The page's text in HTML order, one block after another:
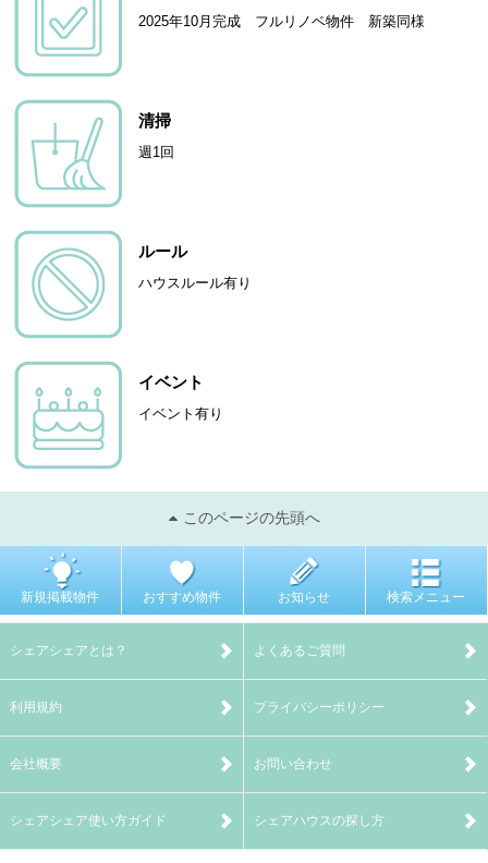
2025年10月完成 フルリノベ物件 新築同様
清掃
週1回
ルール
ハウスルール有り
イベント
イベント有り
このページの先頭へ
新規掲載物件 おすすめ物件 お知らせ 検索メニュー
シェアシェアとは？ よくあるご質問
利用規約 プライバシーポリシー
会社概要 お問い合わせ
シェアシェア使い方ガイド シェアハウスの探し方